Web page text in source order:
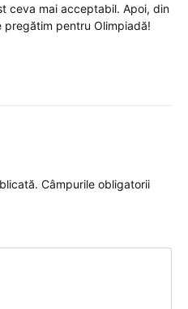
ceva mai acceptabil. Apoi, din
pregătim pentru Olimpiadă!
Câmpurile obligatorii